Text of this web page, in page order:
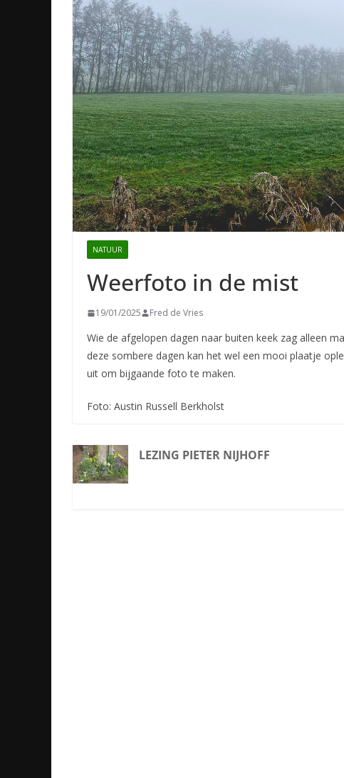
NATUUR
Weerfoto in de mist
19/01/2025 Fred de Vries
Wie de afgelopen dagen naar buiten keek zag alleen
deze sombere dagen kan het wel een mooi plaatje
uit om bijgaande foto te maken.
Foto: Austin Russell Berkholst
LEZING PIETER NIJHOFF